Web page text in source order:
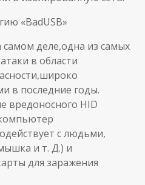
«BadUSB»
самом деле,одна из самых
в области
в последние годы.
вредоносного HID
с людьми,
и т. Д.) и
для заражения